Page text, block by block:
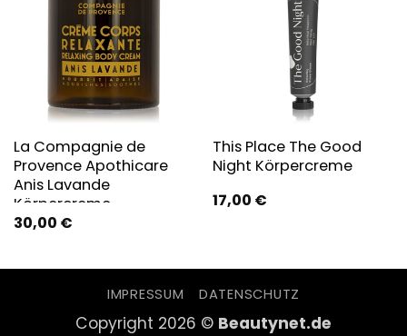
La Compagnie de
Provence Apothicare
Anis Lavande
Körpercreme
30,00 €
This Place The Good
Night Körpercreme
17,00 €
IMPRESSUM DATENSCHUTZ
Copyright 2026 © Beautynet.de